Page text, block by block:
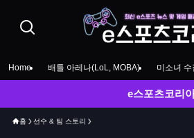
Home 배틀 아레나(LoL, MOBA) 미소녀
e스포츠코리아에서 프
홈 선수 & 팀 스토리